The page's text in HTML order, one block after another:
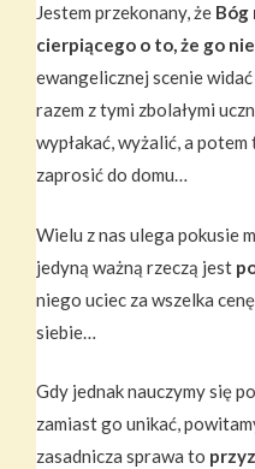
Jestem przekonany, że Bóg
cierpiącego o to, że go
ewangelicznej scenie
razem z tymi zbolałymi
wypłakać, wyżalić, a
zaprosić do domu…
Wielu z nas ulega pokusie
jedyną ważną rzeczą jest
niego uciec za wszelka
siebie…
Gdy jednak nauczymy się
zamiast go unikać,
zasadnicza sprawa to